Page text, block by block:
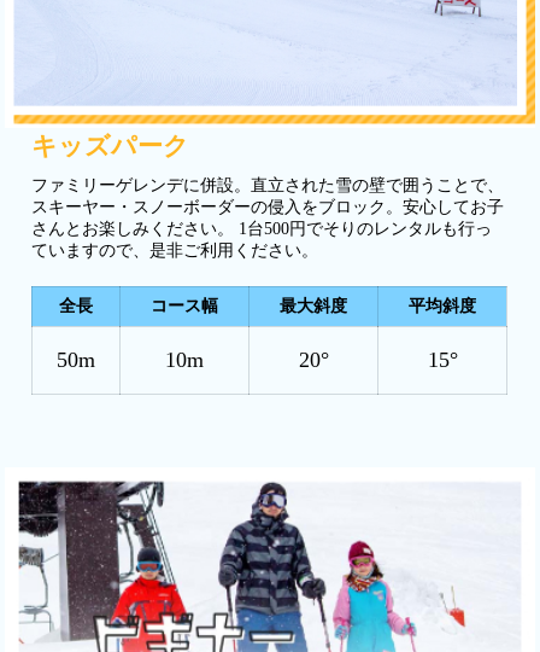
キッズパーク
ファミリーゲレンデに併設。直立された雪の壁で囲うことで、
スキーヤー・スノーボーダーの侵入をブロック。安心してお子
さんとお楽しみください。 1台500円でそりのレンタルも行っ
ていますので、是非ご利用ください。
全長 コース幅 最大斜度 平均斜度
50m 10m 20° 15°